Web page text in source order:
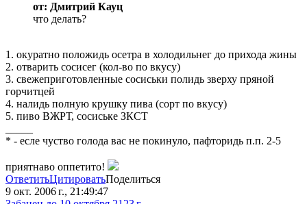
от: Дмитрий Кауц
что делать?
1. окуратно положидь осетра в холодильнег до прихода жины
2. отварить сосисег (кол-во по вкусу)
3. свежеприготовленные сосиськи полидь зверху пряной
горчитцей
4. налидь полную крушку пива (сорт по вкусу)
5. пиво ВЖРТ, сосиське ЗКСТ
* - есле чуство голода вас не покинуло, пафторидь п.п. 2-5
приятнаво оппетито!
ОтветитьЦитироватьПоделиться
9 окт. 2006 г., 21:49:47